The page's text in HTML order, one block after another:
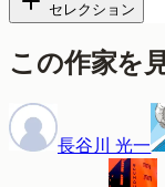
セレクション
この作家を
長谷川 光一